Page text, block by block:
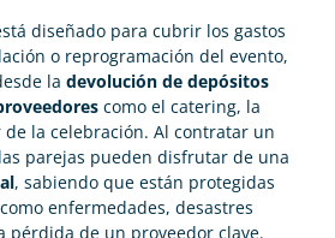
diseñado para cubrir los gastos
o reprogramación del evento,
la devolución de depósitos
como el catering, la
la celebración. Al contratar un
parejas pueden disfrutar de una
, sabiendo que están protegidas
enfermedades, desastres
pérdida de un proveedor clave.